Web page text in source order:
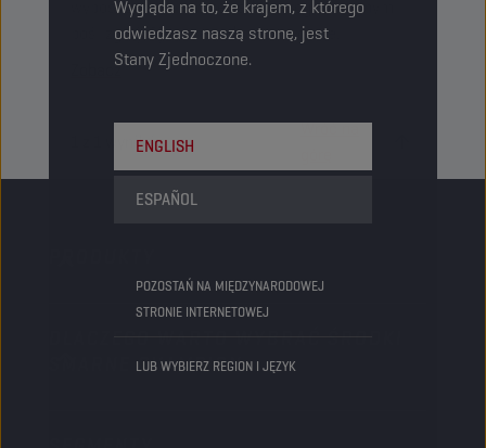
Wygląda na to, że krajem, z którego
odwiedzasz naszą stronę, jest
Stany Zjednoczone.
ENGLISH
ESPAÑOL
POZOSTAŃ NA MIĘDZYNARODOWEJ
STRONIE INTERNETOWEJ
LUB WYBIERZ REGION I JĘZYK
wyposażonych w przekładnie o ograniczonym
poślizgu (LS) i przekładnie hipoidalne.
Zobacz
wyników
Wróć na
SMARNE CHAMPION